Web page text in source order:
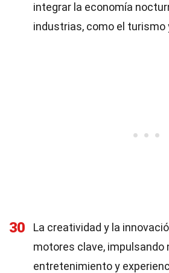
integrar la economía
industrias, como el turismo
30
La creatividad y la
motores clave, impulsando
entretenimiento y